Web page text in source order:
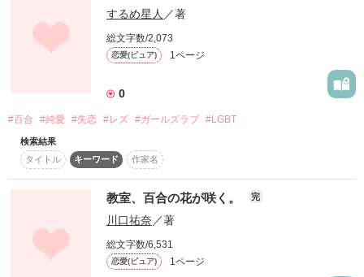
作品を読む
するめ星人 ／著
総文字数/2,073
恋愛(ピュア) 1ページ
0
#百合 #純愛 #失恋 #レズ #ガールズラブ #LGBT
検索結果
タイトル
キーワード 作家名
教室、百合の花が咲く。 完
川口祐奈 ／著
総文字数/6,531
恋愛(ピュア) 1ページ